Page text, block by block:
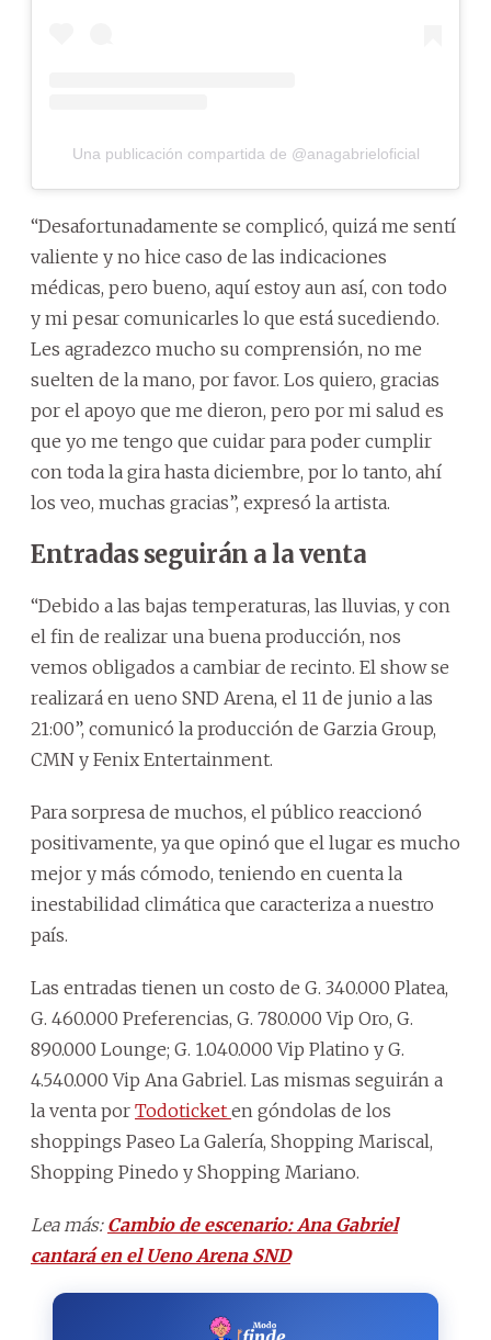
Una publicación compartida de @anagabrieloficial
“Desafortunadamente se complicó, quizá me sentí
valiente y no hice caso de las indicaciones
médicas, pero bueno, aquí estoy aun así, con todo
y mi pesar comunicarles lo que está sucediendo.
Les agradezco mucho su comprensión, no me
suelten de la mano, por favor. Los quiero, gracias
por el apoyo que me dieron, pero por mi salud es
que yo me tengo que cuidar para poder cumplir
con toda la gira hasta diciembre, por lo tanto, ahí
los veo, muchas gracias”, expresó la artista.
Entradas seguirán a la venta
“Debido a las bajas temperaturas, las lluvias, y con
el fin de realizar una buena producción, nos
vemos obligados a cambiar de recinto. El show se
realizará en ueno SND Arena, el 11 de junio a las
21:00”, comunicó la producción de Garzia Group,
CMN y Fenix Entertainment.
Para sorpresa de muchos, el público reaccionó
positivamente, ya que opinó que el lugar es mucho
mejor y más cómodo, teniendo en cuenta la
inestabilidad climática que caracteriza a nuestro
país.
Las entradas tienen un costo de G. 340.000 Platea,
G. 460.000 Preferencias, G. 780.000 Vip Oro, G.
890.000 Lounge; G. 1.040.000 Vip Platino y G.
4.540.000 Vip Ana Gabriel. Las mismas seguirán a
la venta por Todoticket en góndolas de los
shoppings Paseo La Galería, Shopping Mariscal,
Shopping Pinedo y Shopping Mariano.
Lea más: Cambio de escenario: Ana Gabriel
cantará en el Ueno Arena SND